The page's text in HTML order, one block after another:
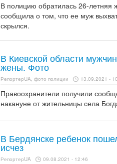
В полицию обратилась 26-
сообщила о том, что ее муж
скрылся.
В Киевской области
жены. Фото
РепортерUA, фото полиции 13.09.2021 -
Правоохранители получили
накануне от жительницы села
В Бердянске ребенок
исчез
РепортерUA 09.08.2021 - 12:46